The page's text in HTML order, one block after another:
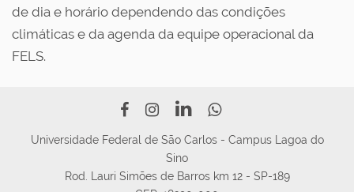
de dia e horário dependendo das condições
climáticas e da agenda da equipe operacional da
FELS.
Universidade Federal de São Carlos - Campus Lagoa do
Sino
Rod. Lauri Simões de Barros km 12 - SP-189